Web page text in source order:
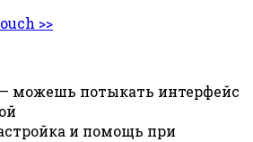
>>
можешь потыкать интерфейс
и помощь при